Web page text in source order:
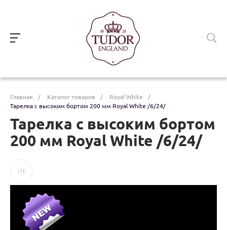
Главная / Каталог товаров / Royal White
/
Тарелка c высоким бортом 200 мм Royal White /6/24/
Тарелка c высоким бортом
200 мм Royal White /6/24/